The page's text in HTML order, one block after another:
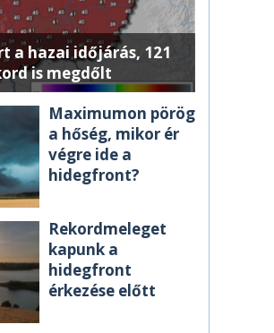
a hazai időjárás, 121
is megdőlt
Maximumon pörög
a hőség, mikor ér
végre ide a
hidegfront?
Rekordmeleget
kapunk a
hidegfront
érkezése előtt